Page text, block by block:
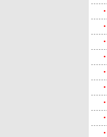
•
•
•
•
•
•
•
•
•